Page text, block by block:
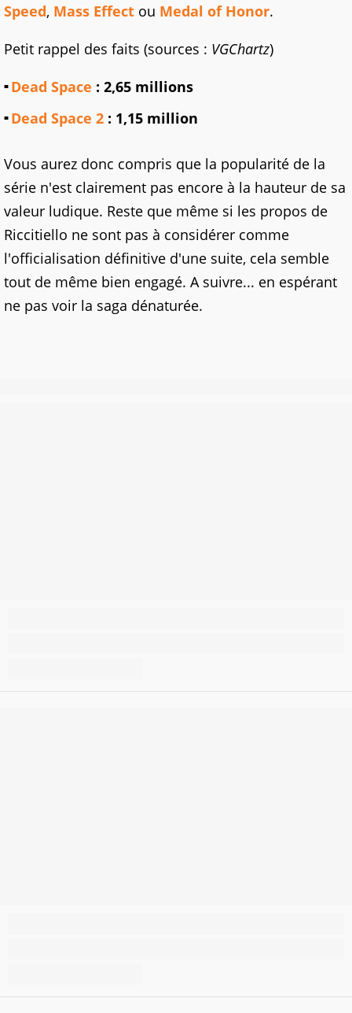
Speed, Mass Effect ou Medal of Honor.
Petit rappel des faits (sources : VGChartz)
Dead Space : 2,65 millions
Dead Space 2 : 1,15 million
Vous aurez donc compris que la popularité de la
série n'est clairement pas encore à la hauteur de sa
valeur ludique. Reste que même si les propos de
Riccitiello ne sont pas à considérer comme
l'officialisation définitive d'une suite, cela semble
tout de même bien engagé. A suivre... en espérant
ne pas voir la saga dénaturée.